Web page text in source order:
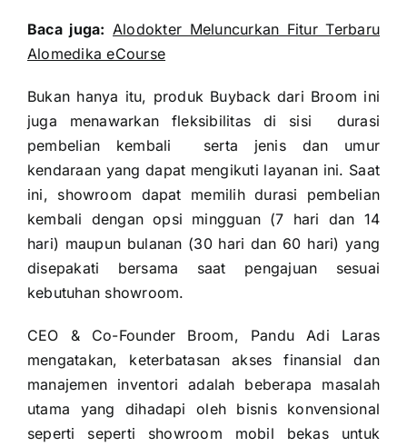
Baca juga: Alodokter Meluncurkan Fitur Terbaru
Alomedika eCourse
Bukan hanya itu, produk Buyback dari Broom ini
juga menawarkan fleksibilitas di sisi durasi
pembelian kembali serta jenis dan umur
kendaraan yang dapat mengikuti layanan ini. Saat
ini, showroom dapat memilih durasi pembelian
kembali dengan opsi mingguan (7 hari dan 14
hari) maupun bulanan (30 hari dan 60 hari) yang
disepakati bersama saat pengajuan sesuai
kebutuhan showroom.
CEO & Co-Founder Broom, Pandu Adi Laras
mengatakan, keterbatasan akses finansial dan
manajemen inventori adalah beberapa masalah
utama yang dihadapi oleh bisnis konvensional
seperti seperti showroom mobil bekas untuk